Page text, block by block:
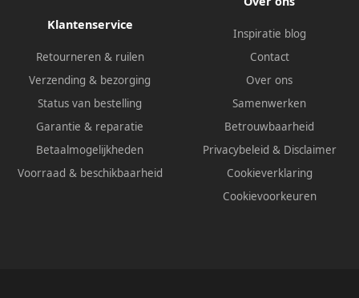
Klantenservice
Retourneren & ruilen
Verzending & bezorging
Status van bestelling
Garantie & reparatie
Betaalmogelijkheden
Voorraad & beschikbaarheid
Inspiratie blog
Contact
Over ons
Samenwerken
Betrouwbaarheid
Privacybeleid & Disclaimer
Cookieverklaring
Cookievoorkeuren